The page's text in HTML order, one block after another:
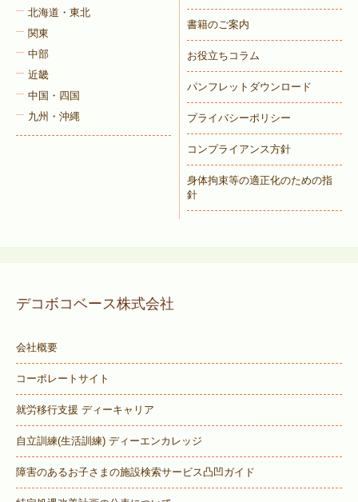
北海道・東北
関東
中部
近畿
中国・四国
九州・沖縄
書籍のご案内
お役立ちコラム
パンフレットダウンロード
プライバシーポリシー
コンプライアンス方針
身体拘束等の適正化のための指
針
デコボコベース株式会社
会社概要
コーポレートサイト
就労移行支援 ディーキャリア
自立訓練(生活訓練) ディーエンカレッジ
障害のあるお子さまの施設検索サービス凸凹ガイド